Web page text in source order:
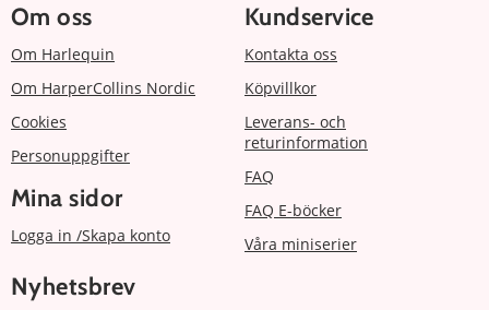
Om oss
Om Harlequin
Om HarperCollins Nordic
Cookies
Personuppgifter
Mina sidor
Logga in /Skapa konto
Kundservice
Kontakta oss
Köpvillkor
Leverans- och
returinformation
FAQ
FAQ E-böcker
Våra miniserier
Nyhetsbrev